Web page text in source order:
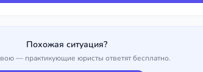
Похожая ситуация?
— практикующие юристы ответят бесплатно.